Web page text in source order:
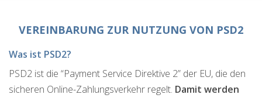
VEREINBARUNG ZUR NUTZUNG VON PSD2
Was ist PSD2?
PSD2 ist die “Payment Service Direktive 2” der EU, die den
sicheren Online-Zahlungsverkehr regelt. Damit werden